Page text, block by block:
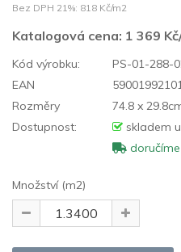
Bez DPH 21%: 818 Kč/m2
Katalogová cena: 1 369
Kód výrobku:
PS-01-288-
EAN
Rozměry
74.8 x
Dostupnost:
skladem
Množství (m2)